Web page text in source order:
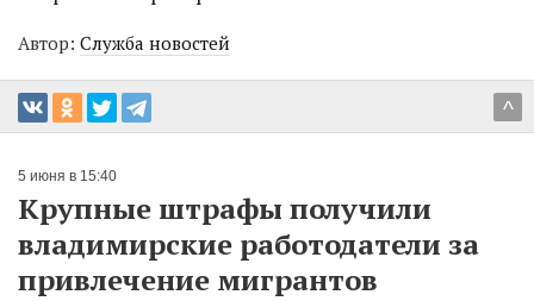
Автор: Служба новостей
^
5 июня в 15:40
Крупные штрафы получили
владимирские работодатели за
привлечение мигрантов